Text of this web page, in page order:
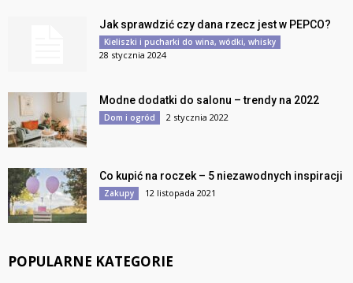
Jak sprawdzić czy dana rzecz jest w PEPCO?
Kieliszki i pucharki do wina, wódki, whisky
28 stycznia 2024
Modne dodatki do salonu – trendy na 2022
Dom i ogród 2 stycznia 2022
Co kupić na roczek – 5 niezawodnych inspiracji
Zakupy 12 listopada 2021
POPULARNE KATEGORIE